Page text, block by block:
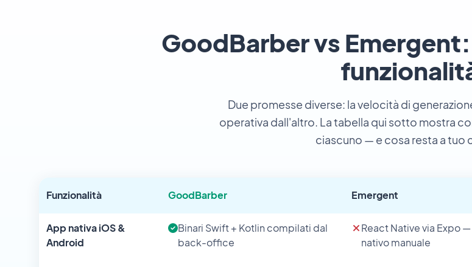
GoodBarber vs
Due promesse diverse: la velocità di
operativa dall'altro. La tabella qui sotto mostra
ciascuno — e cosa resta a tuo
Funzionalità GoodBarber Emergent
App nativa iOS &
Android
Binari Swift + Kotlin compilati dal
back-office
React Native via Expo
nativo manuale